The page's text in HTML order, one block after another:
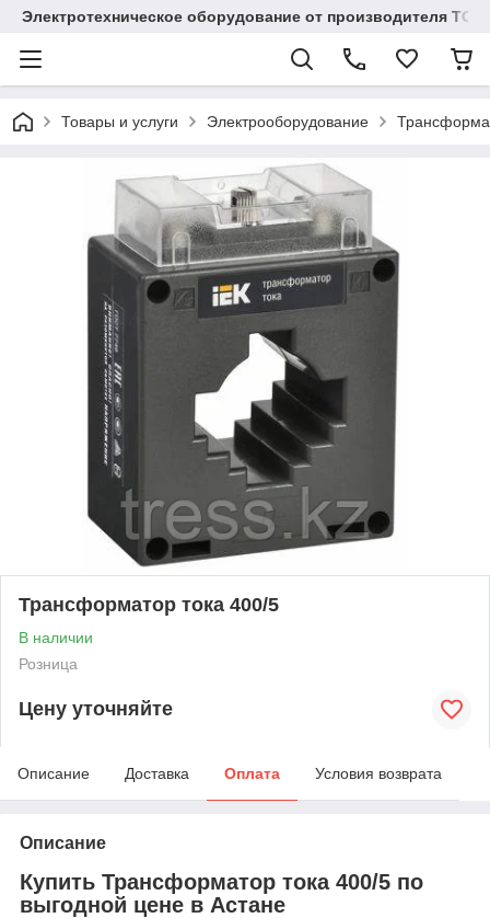
Электротехническое оборудование от производителя TOO
Товары и услуги Электрооборудование
Трансформатор тока 400/5
В наличии
Розница
Цену уточняйте
Описание Доставка Оплата Условия возврата
Описание
Купить Трансформатор тока 400/5 по
выгодной цене в Астане